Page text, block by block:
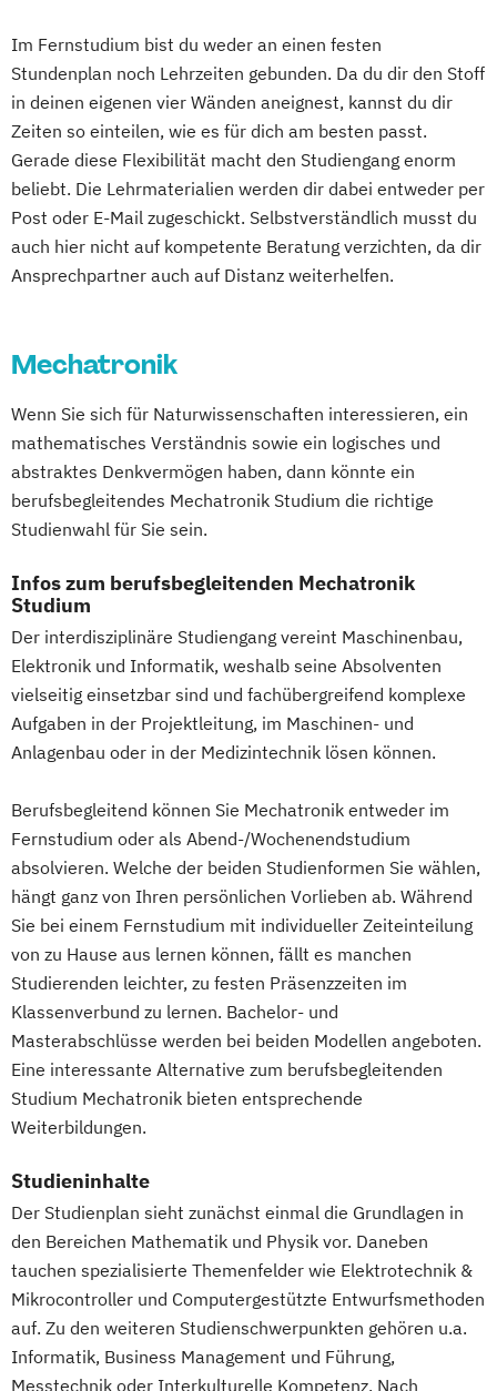
Customer Centricity
Cyber Security (DE/EN)
Data Management (DE/EN)
DevOps und Cloud Computing (DE/EN)
Digital Business (DE/EN)
Digital Business Management
Digital Entrepreneurship Digital Health
Digital Innovation and Intrapreneurship
(DE/EN)
Digital Transformation Management -
Digitale Betriebswirtschaftslehre
Digitale Transformation Diätetik
E-Beratung in der Pädagogik
E-Commerce Elektrotechnik
Engineering (DE/EN)
Engineering Management (DE/EN)
Entrepreneurship (DE/EN)
Ernährungswissenschaften
Eventmanagement Facility Management
Finance
Accounting und Taxation (DE/EN)
Finanzmanagement
Fintech
Fitnessökonomie Game Design
Gartenbau General Management
Gerontologie
Gesundheits- und Pflegepädagogik
Gesundheitsmanagement
Gesundheitspsychologie
Gesundheitspädagogik
Gesundheitsökonomie Growth Hacking
Growth Hacking (DE/EN)
Growth Hacking for Entrepreneurs (DE/EN)
Heilpädagogik
Heilpädagogik/Inklusionspädagogik
Hotelmanagement (DE/EN)
IT-Management Immobilienmanagement
Immobilienmanagement für
Immobilienkaufleute
Immobilienwirtschaft
Informatik
Information Technology Management
Im Fernstudium bist du weder an einen festen
Stundenplan noch Lehrzeiten gebunden. Da du dir den Stoff
in deinen eigenen vier Wänden aneignest, kannst du dir
Zeiten so einteilen, wie es für dich am besten passt.
Gerade diese Flexibilität macht den Studiengang enorm
beliebt. Die Lehrmaterialien werden dir dabei entweder per
Post oder E-Mail zugeschickt. Selbstverständlich musst du
auch hier nicht auf kompetente Beratung verzichten, da dir
Ansprechpartner auch auf Distanz weiterhelfen.
Mechatronik
Wenn Sie sich für Naturwissenschaften interessieren, ein
mathematisches Verständnis sowie ein logisches und
abstraktes Denkvermögen haben, dann könnte ein
berufsbegleitendes Mechatronik Studium die richtige
Studienwahl für Sie sein.
Infos zum berufsbegleitenden Mechatronik
Studium
Der interdisziplinäre Studiengang vereint Maschinenbau,
Elektronik und Informatik, weshalb seine Absolventen
vielseitig einsetzbar sind und fachübergreifend komplexe
Aufgaben in der Projektleitung, im Maschinen- und
Anlagenbau oder in der Medizintechnik lösen können.
Berufsbegleitend können Sie Mechatronik entweder im
Fernstudium oder als Abend-/Wochenendstudium
absolvieren. Welche der beiden Studienformen Sie wählen,
hängt ganz von Ihren persönlichen Vorlieben ab. Während
Sie bei einem Fernstudium mit individueller Zeiteinteilung
von zu Hause aus lernen können, fällt es manchen
Studierenden leichter, zu festen Präsenzzeiten im
Klassenverbund zu lernen. Bachelor- und
Masterabschlüsse werden bei beiden Modellen angeboten.
Eine interessante Alternative zum berufsbegleitenden
Studium Mechatronik bieten entsprechende
Weiterbildungen.
Studieninhalte
Der Studienplan sieht zunächst einmal die Grundlagen in
den Bereichen Mathematik und Physik vor. Daneben
tauchen spezialisierte Themenfelder wie Elektrotechnik &
Mikrocontroller und Computergestützte Entwurfsmethoden
auf. Zu den weiteren Studienschwerpunkten gehören u.a.
Informatik, Business Management und Führung,
Messtechnik oder Interkulturelle Kompetenz. Nach